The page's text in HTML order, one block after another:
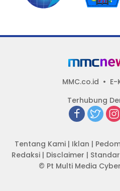
MMC.co.id
Terhubung
Tentang Kami| Iklan |
Redaksi| Disclaimer |
© Pt Multi Media